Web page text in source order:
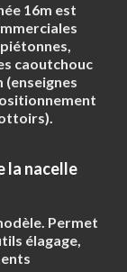
16m est
caoutchouc
la nacelle
Permet
élagage,